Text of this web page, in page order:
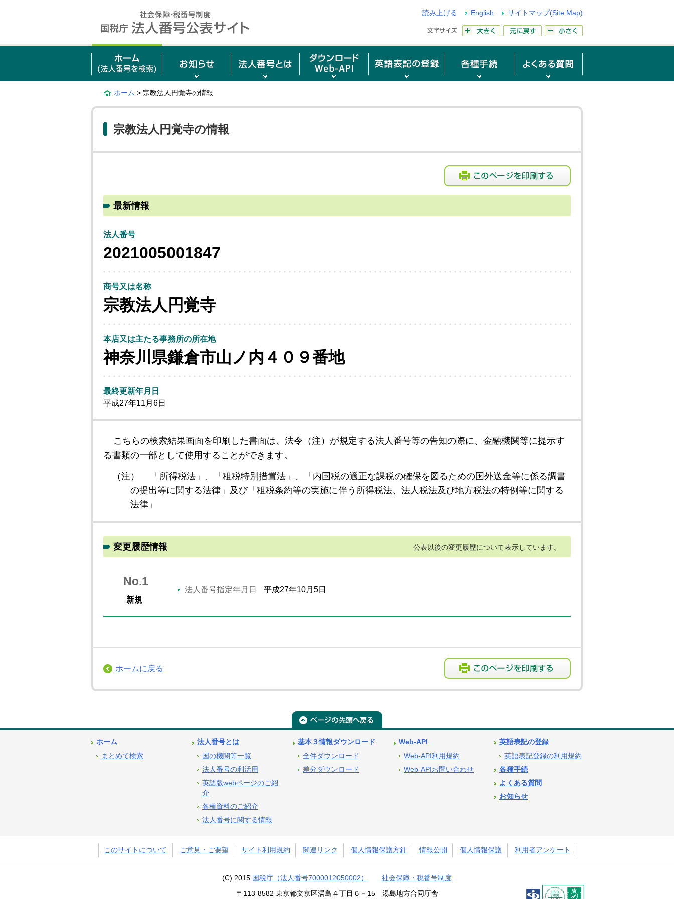
読み上げる English サイトマップ(Site Map)
ホーム > 宗教法人円覚寺の情報
宗教法人円覚寺の情報
最新情報
法人番号
2021005001847
商号又は名称
宗教法人円覚寺
本店又は主たる事務所の所在地
神奈川県鎌倉市山ノ内４０９番地
最終更新年月日
平成27年11月6日
こちらの検索結果画面を印刷した書面は、法令（注）が規定する法人番号等の告知の際に、金融機関等に提示す
る書類の一部として使用することができます。
（注）
「所得税法」、「租税特別措置法」、「内国税の適正な課税の確保を図るための国外送金等に係る調書
の提出等に関する法律」及び「租税条約等の実施に伴う所得税法、法人税法及び地方税法の特例等に関する
法律」
変更履歴情報 公表以後の変更履歴について表示しています。
No.1
新規
法人番号指定年月日 平成27年10月5日
ホームに戻る
ホーム
まとめて検索
法人番号とは
国の機関等一覧
法人番号の利活用
英語版webページのご紹
介
各種資料のご紹介
法人番号に関する情報
基本３情報ダウンロード
全件ダウンロード
差分ダウンロード
Web-API
Web-API利用規約
Web-APIお問い合わせ
英語表記の登録
英語表記登録の利用規約
各種手続
よくある質問
お知らせ
このサイトについて ご意見・ご要望 サイト利用規約 関連リンク 個人情報保護方針 情報公開 個人情報保護 利用者アンケート
(C) 2015 国税庁（法人番号7000012050002） 社会保障・税番号制度
〒113-8582 東京都文京区湯島４丁目６－15 湯島地方合同庁舎